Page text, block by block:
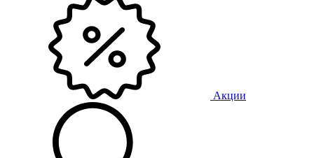
Акции